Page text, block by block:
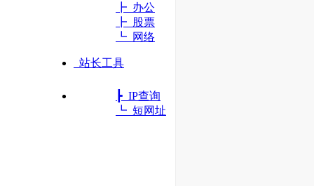
┣ 办公
┣ 股票
┗ 网络
站长工具
┣ IP查询
┗ 短网址